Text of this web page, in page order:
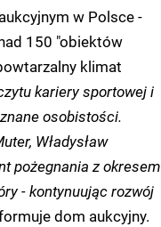
w Polsce -
150 "obiektów
klimat
kariery sportowej i
osobistości.
Władysław
pożegnania z okresem
- kontynuując rozwój
dom aukcyjny.